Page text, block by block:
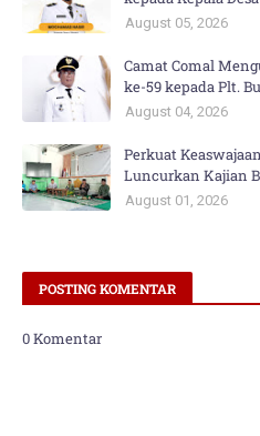
August 05, 2026
Camat Comal
ke-59 kepada Plt.
August 04, 2026
Perkuat
Luncurkan Kajian
August 01, 2026
POSTING KOMENTAR
0 Komentar